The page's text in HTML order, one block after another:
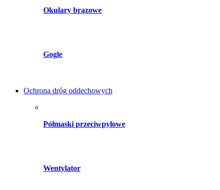
Okulary brązowe
Gogle
Ochrona dróg oddechowych
Półmaski przeciwpyłowe
Wentylator